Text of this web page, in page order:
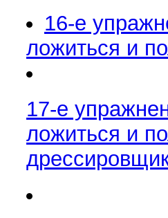
16-е
ложиться и
17-е
ложиться и